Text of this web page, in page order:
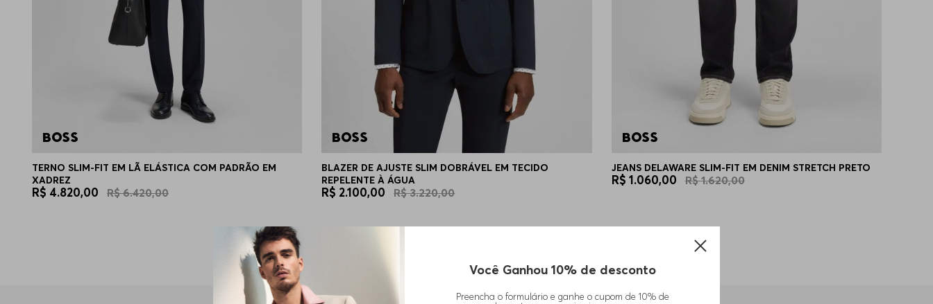
Você Ganhou 10% de desconto
Preencha o formulário e ganhe o cupom de 10% de
TERNO SLIM-FIT EM LÃ ELÁSTICA COM PADRÃO EM
XADREZ
R$ 4.820,00 R$ 6.420,00
BLAZER DE AJUSTE SLIM DOBRÁVEL EM TECIDO
REPELENTE À ÁGUA
R$ 2.100,00 R$ 3.220,00
JEANS DELAWARE SLIM-FIT EM DENIM STRETCH PRETO
R$ 1.060,00 R$ 1.620,00